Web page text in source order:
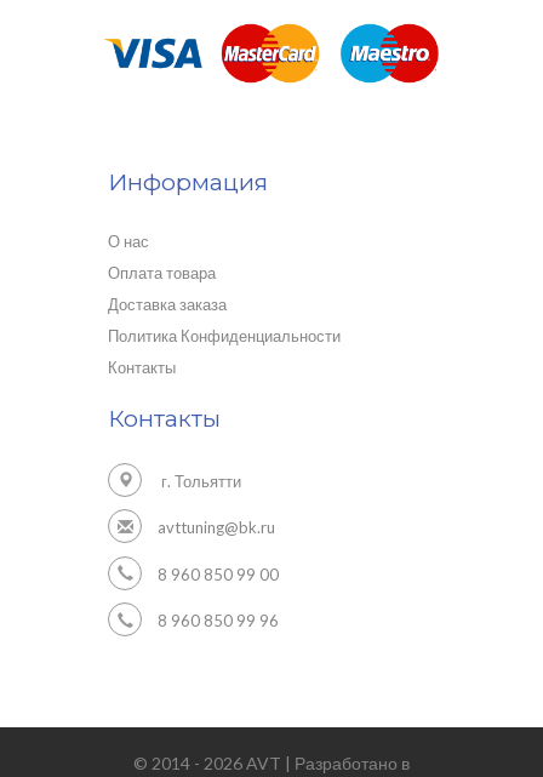
Информация
О нас
Оплата товара
Доставка заказа
Политика Конфиденциальности
Контакты
Контакты
г. Тольятти
avttuning@bk.ru
8 960 850 99 00
8 960 850 99 96
© 2014 - 2026 AVT | Разработано в